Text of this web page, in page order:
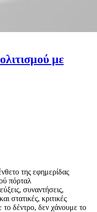
με
της εφημερίδας
πόρταλ
συναντήσεις,
στατικές, κριτικές
το δέντρο, δεν χάνουμε το